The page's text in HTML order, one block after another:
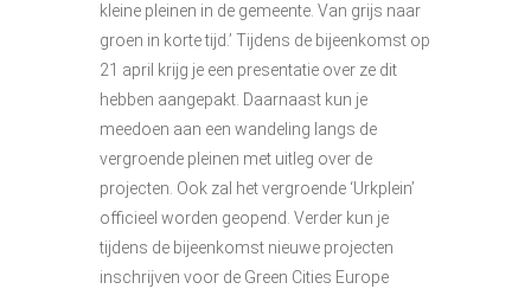
kleine pleinen in de gemeente. Van grijs naar
groen in korte tijd.’ Tijdens de bijeenkomst op
21 april krijg je een presentatie over ze dit
hebben aangepakt. Daarnaast kun je
meedoen aan een wandeling langs de
vergroende pleinen met uitleg over de
projecten. Ook zal het vergroende ‘Urkplein’
officieel worden geopend. Verder kun je
tijdens de bijeenkomst nieuwe projecten
inschrijven voor de Green Cities Europe